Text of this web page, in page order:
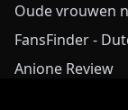
Oude vrouwen
FansFinder -
Anione Review